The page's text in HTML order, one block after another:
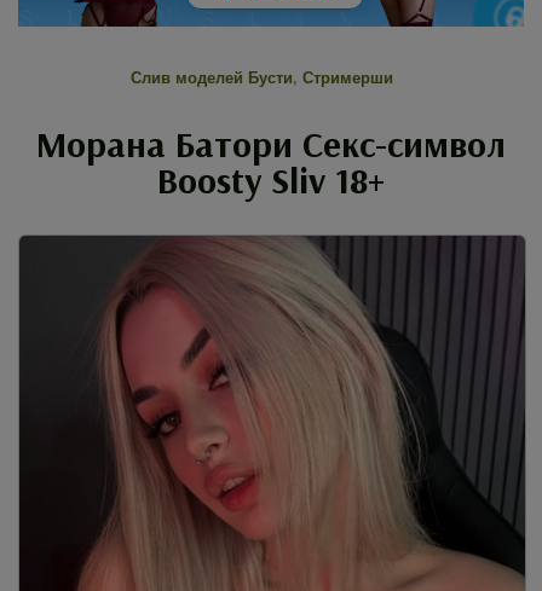
Слив моделей Бусти, Стримерши
Морана Батори Секс-символ
Boosty Sliv 18+